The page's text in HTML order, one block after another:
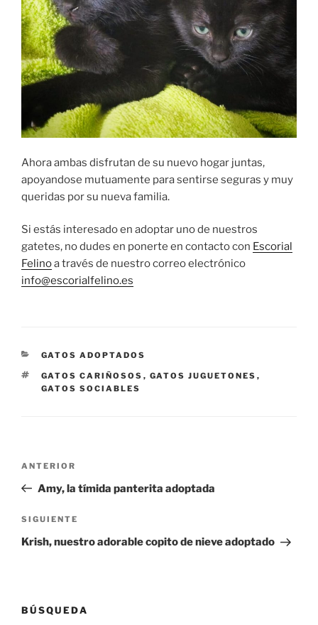
Ahora ambas disfrutan de su nuevo hogar juntas,
apoyandose mutuamente para sentirse seguras y muy
queridas por su nueva familia.
Si estás interesado en adoptar uno de nuestros
gatetes, no dudes en ponerte en contacto con Escorial
Felinoa través de nuestro correo electrónico
info@escorialfelino.es
CATEGORÍAS
GATOS ADOPTADOS
ETIQUETAS
GATOS CARIÑOSOS , GATOS JUGUETONES ,
GATOS SOCIABLES
entradas
Entrada
anterior:
ANTERIOR
Amy, la tímida panterita adoptada
Siguiente
entrada
SIGUIENTE
Krish, nuestro adorable copito de nieve adoptado
BÚSQUEDA